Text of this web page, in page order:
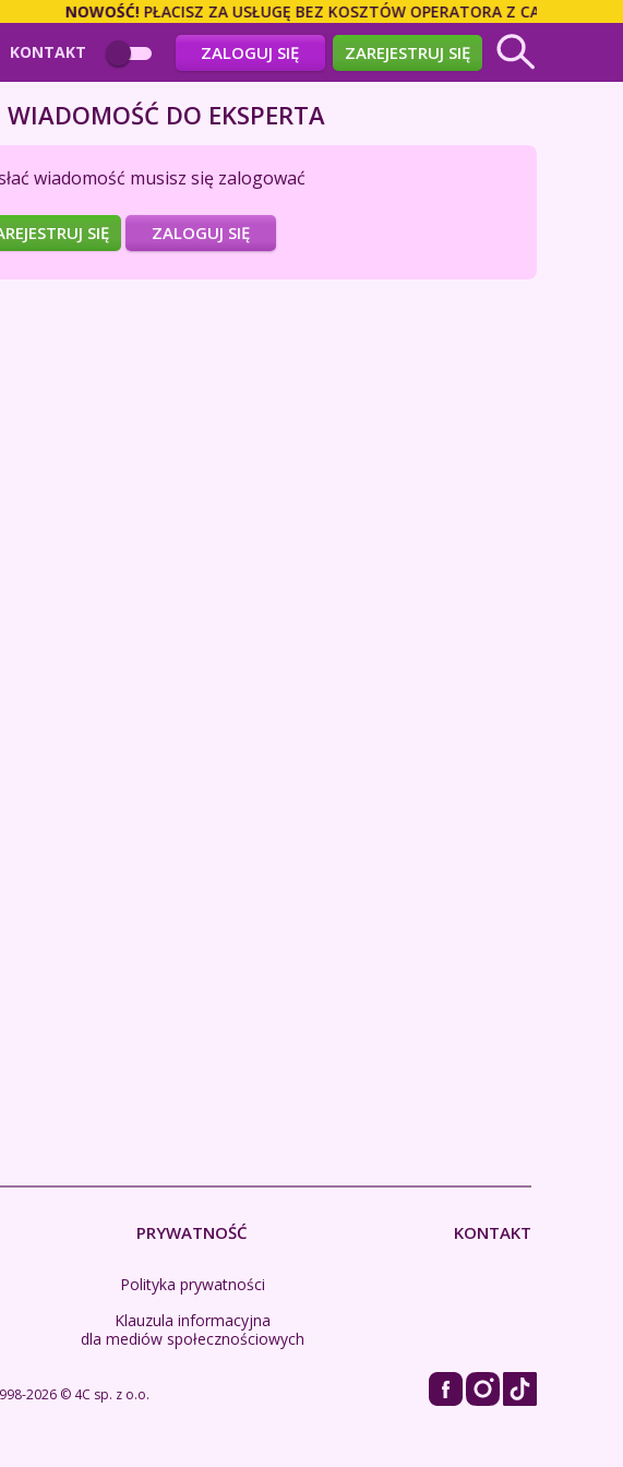
NOWOŚĆ!PŁACISZ ZA USŁUGĘ BEZ KOSZTÓW OPERATORA Z CAŁEGO
KONTAKT ZALOGUJ SIĘ ZAREJESTRUJ SIĘ
WIADOMOŚĆ DO EKSPERTA
wiadomość musisz się zalogować
SIĘ ZALOGUJ SIĘ
PRYWATNOŚĆ
Polityka prywatności
Klauzula informacyjna
dla mediów społecznościowych
KONTAKT
2026 © 4C sp. z o.o.